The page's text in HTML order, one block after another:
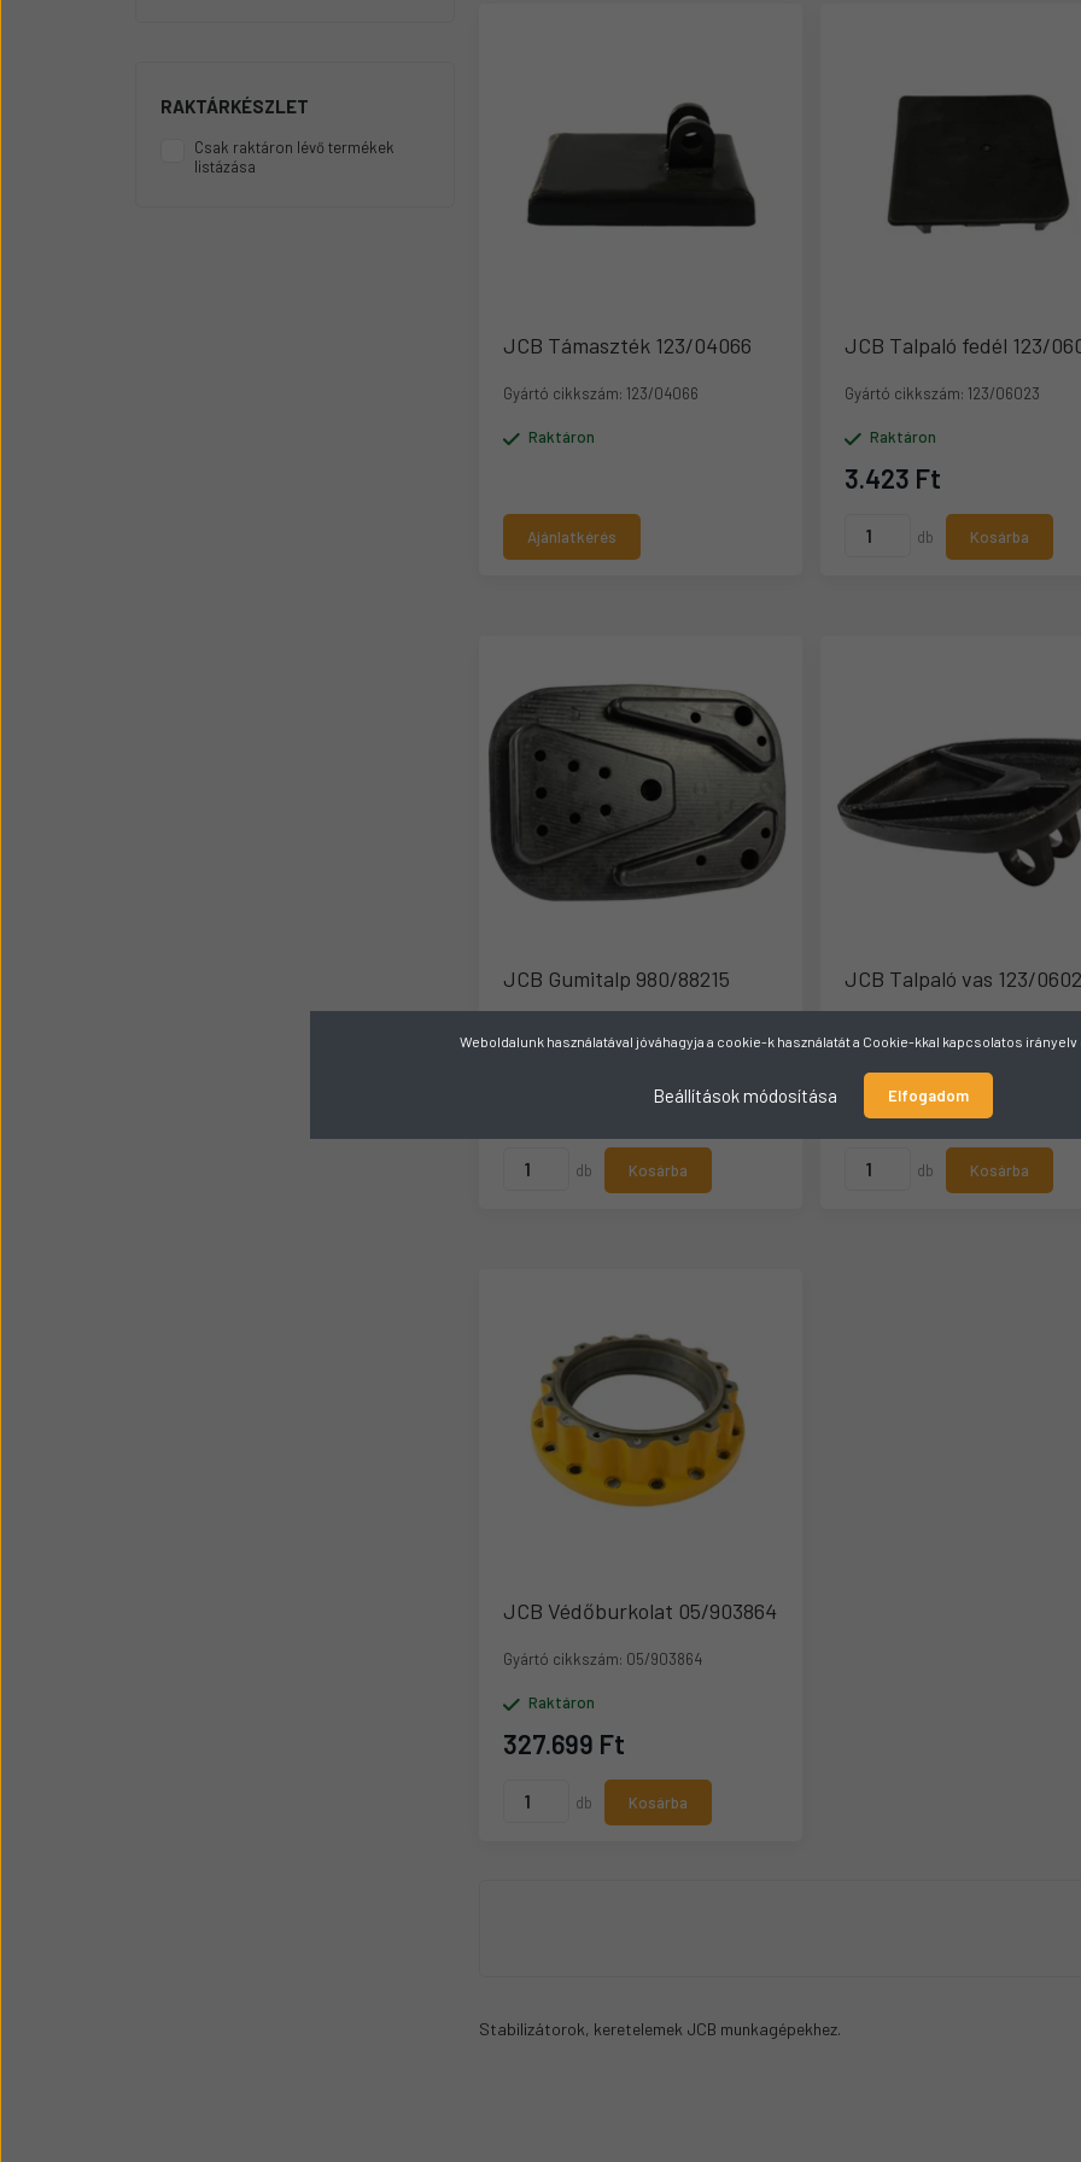
Sátor
Körmök
JCB Támaszték 123/04066
Gyártó cikkszám: 123/04066
Raktáron
Ajánlatkérés
JCB Talpaló fedél 123/
Gyártó cikkszám: 123/06023
Raktáron
3.423 Ft
db Kosárba
JCB Gumitalp 980/88215
db Kosárba
JCB Talpaló vas 123/
Raktáron
81.305 Ft
db Kosárba
JCB Védőburkolat 05/903864
Gyártó cikkszám: 05/903864
Raktáron
327.699 Ft
db Kosárba
Stabilizátorok, keretelemek JCB munkagépekhez.
RAKTÁRKÉSZLET
Csak raktáron lévő termékek
listázása
Weboldalunk használatával jóváhagyja a cookie-k használatát a Cookie-kkal kapcsolatos
Beállítások módosítása Elfogadom